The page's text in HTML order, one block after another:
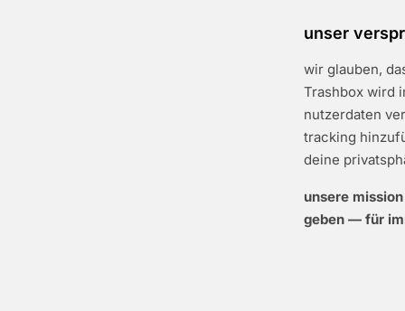
unser
wir glauben,
Trashbox wird
nutzerdaten
tracking
deine
unsere
geben — für